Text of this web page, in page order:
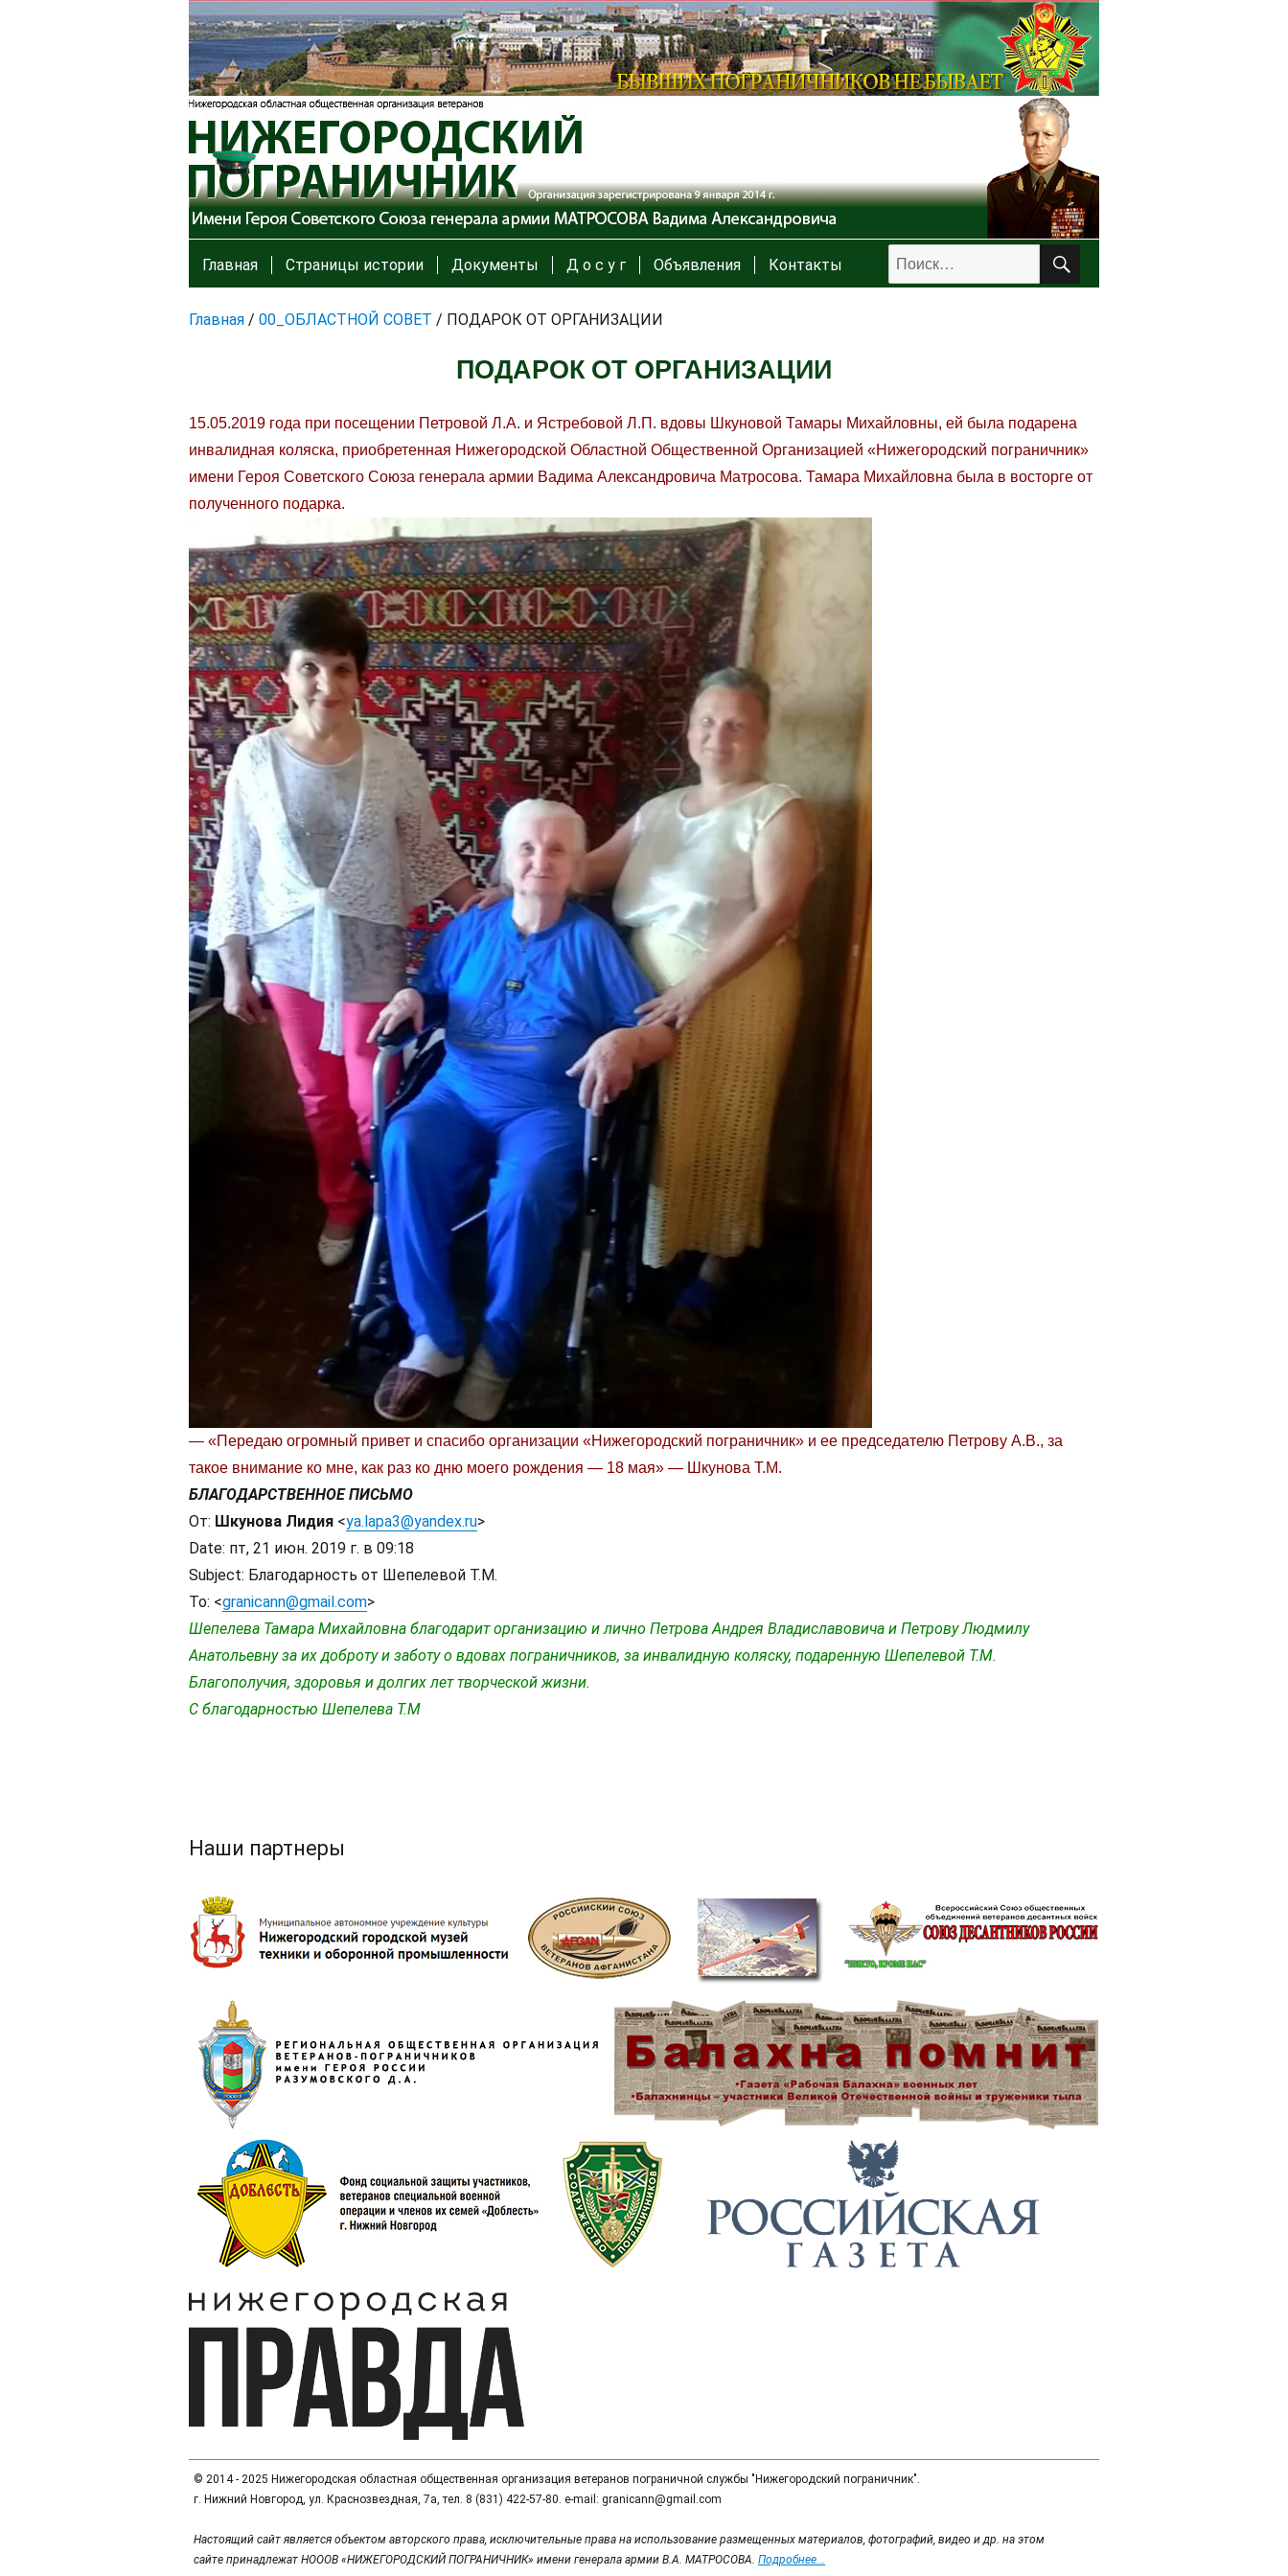
Искать: ПОИСК
Главная Страницы истории Документы Д о с у г Объявления Контакты
Главная / 00_ОБЛАСТНОЙ СОВЕТ / ПОДАРОК ОТ ОРГАНИЗАЦИИ
ПОДАРОК ОТ ОРГАНИЗАЦИИ
15.05.2019 года при посещении Петровой Л.А. и Ястребовой Л.П. вдовы Шкуновой Тамары Михайловны, ей была подарена
инвалидная коляска, приобретенная Нижегородской Областной Общественной Организацией «Нижегородский пограничник»
имени Героя Советского Союза генерала армии Вадима Александровича Матросова. Тамара Михайловна была в восторге от
полученного подарка.
— «Передаю огромный привет и спасибо организации «Нижегородский пограничник» и ее председателю Петрову А.В., за
такое внимание ко мне, как раз ко дню моего рождения — 18 мая» — Шкунова Т.М.
БЛАГОДАРСТВЕННОЕ ПИСЬМО
От: Шкунова Лидия <ya.lapa3@yandex.ru>
Date: пт, 21 июн. 2019 г. в 09:18
Subject: Благодарность от Шепелевой Т.М.
To: <granicann@gmail.com>
Шепелева Тамара Михайловна благодарит организацию и лично Петрова Андрея Владиславовича и Петрову Людмилу
Анатольевну за их доброту и заботу о вдовах пограничников, за инвалидную коляску, подаренную Шепелевой Т.М.
Благополучия, здоровья и долгих лет творческой жизни.
С благодарностью Шепелева Т.М
Наши партнеры
© 2014 - 2025 Нижегородская областная общественная организация ветеранов пограничной службы "Нижегородский пограничник".
г. Нижний Новгород, ул. Краснозвездная, 7а, тел. 8 (831) 422-57-80. e-mail: granicann@gmail.com
Настоящий сайт является объектом авторского права, исключительные права на использование размещенных материалов, фотографий, видео и др. на этом
сайте принадлежат НОООВ «НИЖЕГОРОДСКИЙ ПОГРАНИЧНИК» имени генерала армии В.А. МАТРОСОВА. Подробнее...